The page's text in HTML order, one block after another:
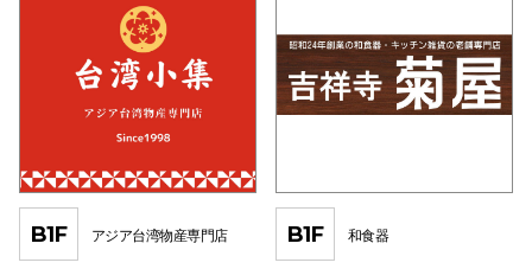
B1F アジア台湾物産専門店 B1F 和食器
スタッ
電話で